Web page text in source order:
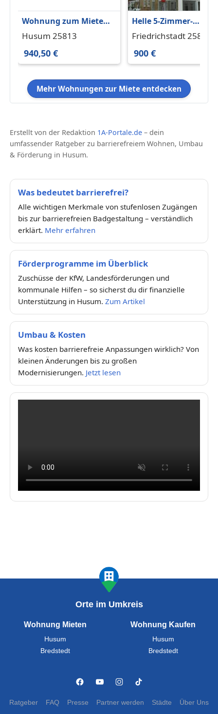
Wohnung zum Mieten
in Husum 940,50 € 99
Husum 25813
940,50 €
Helle 5-Zimmer-
Wohnung in
Friedrichstadt 25840
900 €
Mehr Wohnungen zur Miete entdecken
Erstellt von der Redaktion 1A-Portale.de – dein
umfassender Ratgeber zu barrierefreiem Wohnen, Umbau
& Förderung in Husum.
Was bedeutet barrierefrei?
Alle wichtigen Merkmale von stufenlosen Zugängen
bis zur barrierefreien Badgestaltung – verständlich
erklärt. Mehr erfahren
Förderprogramme im Überblick
Zuschüsse der KfW, Landesförderungen und
kommunale Hilfen – so sicherst du dir finanzielle
Unterstützung in Husum. Zum Artikel
Umbau & Kosten
Was kosten barrierefreie Anpassungen wirklich? Von
kleinen Änderungen bis zu großen
Modernisierungen. Jetzt lesen
Orte im Umkreis
Wohnung Mieten
Husum
Bredstedt
Wohnung Kaufen
Husum
Bredstedt
Ratgeber FAQ Presse Partner werden Städte Über Uns